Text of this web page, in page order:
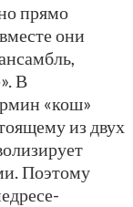
прямо
они
В
«кош»
из двух
Поэтому